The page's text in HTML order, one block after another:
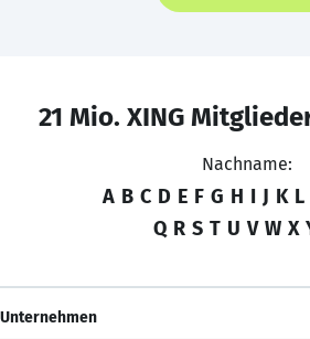
21 Mio. XING
Nachname:
A B C D E F G H I J K L
Q R S T U V W X
Unternehmen